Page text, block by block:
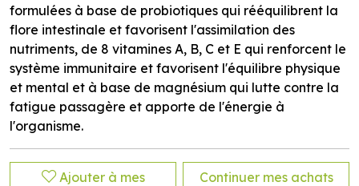
formulées à base de probiotiques qui rééquilibrent la
flore intestinale et favorisent l'assimilation des
nutriments, de 8 vitamines A, B, C et E qui renforcent le
système immunitaire et favorisent l'équilibre physique
et mental et à base de magnésium qui lutte contre la
fatigue passagère et apporte de l'énergie à
l'organisme.
Ajouter à mes
Continuer mes achats